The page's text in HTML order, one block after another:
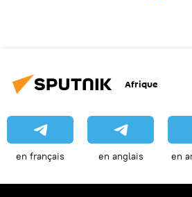
Afrique
en français en anglais en